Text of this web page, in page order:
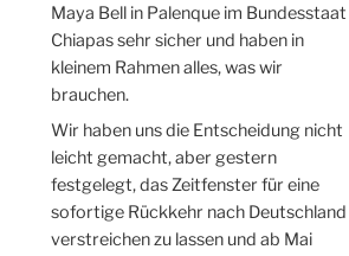
Maya Bell in Palenque im Bundesstaat
Chiapas sehr sicher und haben in
kleinem Rahmen alles, was wir
brauchen.
Wir haben uns die Entscheidung nicht
leicht gemacht, aber gestern
festgelegt, das Zeitfenster für eine
sofortige Rückkehr nach Deutschland
verstreichen zu lassen und ab Mai